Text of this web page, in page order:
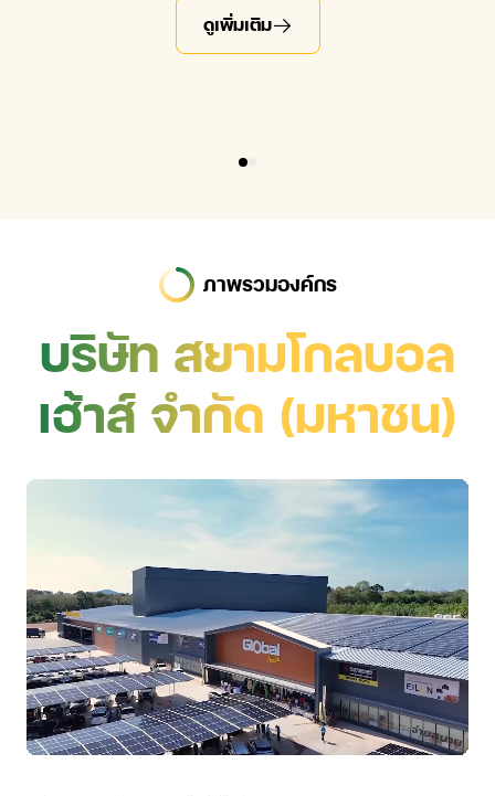
ประธานเจ้าหน้าที่บริหาร
ดูเพิ่มเติม
ประธานเจ้าหน้าที่บริหาร
ดูเพิ่มเติม
ภาพรวมองค์กร
บริษัท สยามโกลบอล
เฮ้าส์ จำกัด (มหาชน)